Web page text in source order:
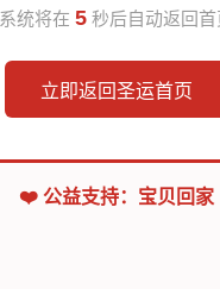
系统将在 5 秒后自动返回首
立即返回圣运首页
❤️ 公益支持：宝贝回家